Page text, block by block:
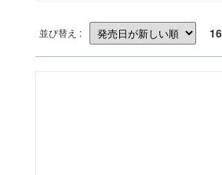
並び替え : 16